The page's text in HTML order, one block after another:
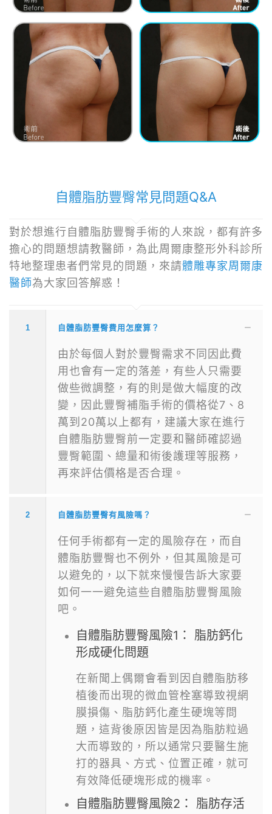
自體脂肪豐臀常見問題Q&A
對於想進行自體脂肪豐臀手術的人來說，都有許多
擔心的問題想請教醫師，為此周爾康整形外科診所
特地整理患者們常見的問題，來請體雕專家周爾康
醫師為大家回答解惑！
1 自體脂肪豐臀費用怎麼算？
由於每個人對於豐臀需求不同因此費
用也會有一定的落差，有些人只需要
做些微調整，有的則是做大幅度的改
變，因此豐臀補脂手術的價格從7、8
萬到20萬以上都有，建議大家在進行
自體脂肪豐臀前一定要和醫師確認過
豐臀範圍、總量和術後護理等服務，
再來評估價格是否合理。
2 自體脂肪豐臀有風險嗎？
任何手術都有一定的風險存在，而自
體脂肪豐臀也不例外，但其風險是可
以避免的，以下就來慢慢告訴大家要
如何一一避免這些自體脂肪豐臀風險
吧。
自體脂肪豐臀風險1： 脂肪鈣化
形成硬化問題
在新聞上偶爾會看到因自體脂肪移
植後而出現的微血管栓塞導致視網
膜損傷、脂肪鈣化產生硬塊等問
題，這背後原因皆是因為脂肪粒過
大而導致的，所以通常只要醫生施
打的器具、方式、位置正確，就可
有效降低硬塊形成的機率。
自體脂肪豐臀風險2： 脂肪存活